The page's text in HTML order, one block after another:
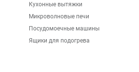
Кухонные вытяжки
Микроволновые печи
Посудомоечные машины
Ящики для подогрева